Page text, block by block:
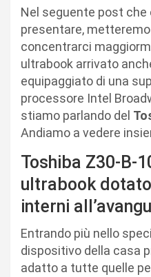
Nel seguente post che
presentare,
concentrarci
ultrabook arrivato
equipaggiato di una
processore Intel
stiamo parlando del
Andiamo a vedere
Toshiba Z30-B-
ultrabook
interni
Entrando più nello
dispositivo della casa
adatto a tutte quelle